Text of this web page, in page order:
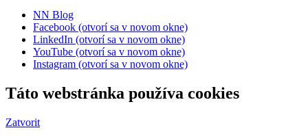
NN Blog
Facebook (otvorí sa v novom okne)
LinkedIn (otvorí sa v novom okne)
YouTube (otvorí sa v novom okne)
Instagram (otvorí sa v novom okne)
Táto webstránka používa cookies
Zatvorit